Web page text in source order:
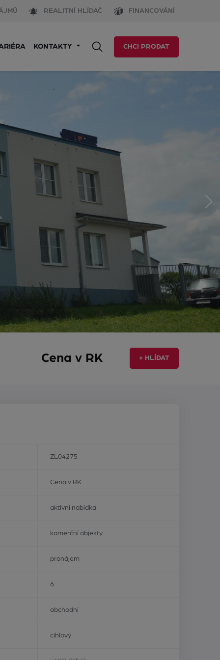
REALITNÍ HLÍDAČ FINANCOVÁNÍ
KONTAKTY CHCI PRODAT
Cena v RK + HLÍDAT
ZL04275
Cena v RK
aktivní nabídka
komerční objekty
pronájem
6
obchodní
cihlový